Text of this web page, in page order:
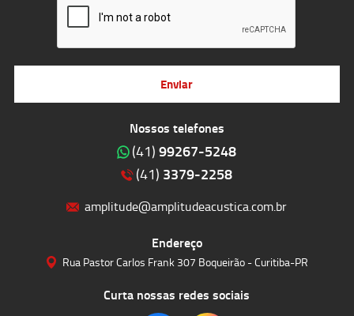
Nossos telefones
(41) 99267-5248
(41) 3379-2258
amplitude@amplitudeacustica.com.br
Endereço
Rua Pastor Carlos Frank 307 Boqueirão - Curitiba-PR
Curta nossas redes sociais
Enviar